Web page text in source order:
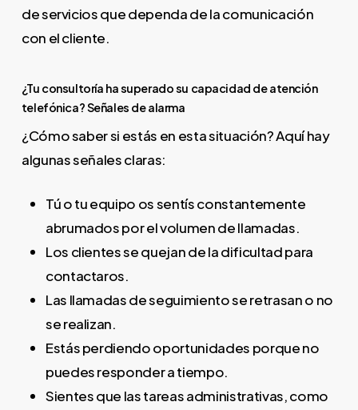
de servicios que dependa de la comunicación
con el cliente.
¿Tu consultoría ha superado su capacidad de atención
telefónica? Señales de alarma
¿Cómo saber si estás en esta situación? Aquí hay
algunas señales claras:
Tú o tu equipo os sentís constantemente
abrumados por el volumen de llamadas.
Los clientes se quejan de la dificultad para
contactaros.
Las llamadas de seguimiento se retrasan o no
se realizan.
Estás perdiendo oportunidades porque no
puedes responder a tiempo.
Sientes que las tareas administrativas, como